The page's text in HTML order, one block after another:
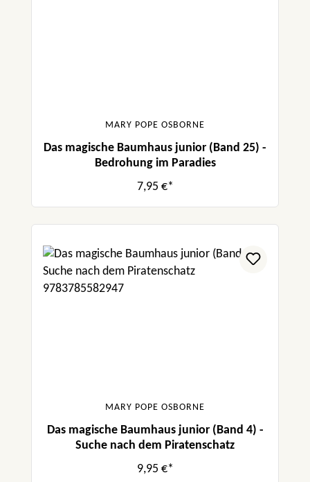
MARY POPE OSBORNE
Das magische Baumhaus junior (Band 25) -
Bedrohung im Paradies
7,95 €*
MARY POPE OSBORNE
Das magische Baumhaus junior (Band 4) -
Suche nach dem Piratenschatz
9,95 €*